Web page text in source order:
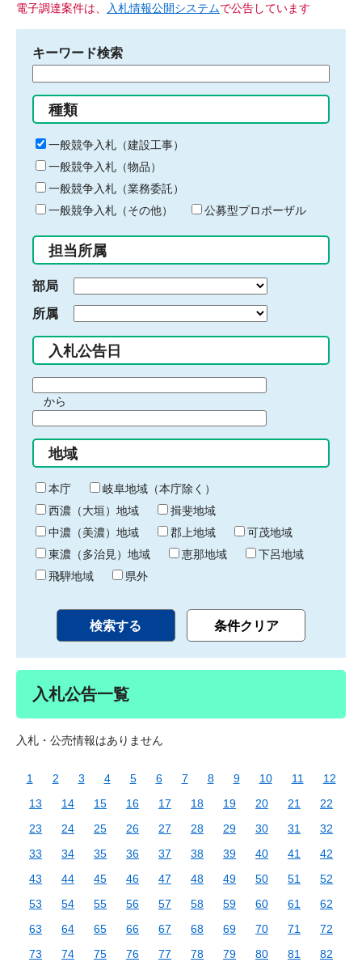
電子調達案件は、 入札情報公開システムで公告しています
キーワード検索
る
キ
ー
ワ
ー
ド
入
力
種類
一般競争入札（建設工事）
一般競争入札（物品）
一般競争入札（業務委託）
一般競争入札（その他）
公募型プロポーザル
担当所属
部局
所属
入札公告日
間
始
り
から
間
終
わ
り
地域
本庁
岐阜地域（本庁除く）
西濃（大垣）地域
揖斐地域
中濃（美濃）地域
郡上地域
可茂地域
東濃（多治見）地域
恵那地域
下呂地域
飛騨地域
県外
入札公告一覧
入札・公売情報はありません
1 2 3 4 5 6 7 8 9 10 11
12
13
14 15 16 17 18 19 20 21
22
23
24 25 26 27 28 29 30 31
32
33
34 35 36 37 38 39 40 41
42
43
44 45 46 47 48 49 50 51
52
53
54 55 56 57 58 59 60 61
62
63
64 65 66 67 68 69 70 71
72
73
74 75 76 77 78 79 80 81
82